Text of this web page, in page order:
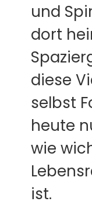
und
dort
diese
selbst
heute
wie
ist.